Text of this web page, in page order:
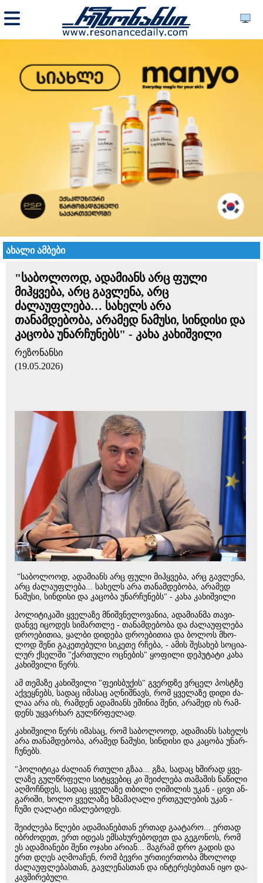
ახალი ამბები
"საბოლოოდ, ადამიანს არც ფული
მიჰყვება, არც გავლენა, არც
ძალაუფლება… სახელს არა
თანამდებობა, არამედ ნამუსი, სინდისი და
კაცობა უნარჩუნებს" - კახა კახიშვილი
რეზონანსი
(19.05.2026)
"საბოლოოდ, ადამიანს არც ფული მიჰყვება, არც გავლენა,
არც ძალაუფლება... სახელს არა თანამდებობა, არამედ
ნამუსი, სინდისი და კაცობა უნარჩუნებს" - კახა კახიშვილი
პო­ლი­ტი­კა­ში ყვე­ლა­ზე მნიშ­ვნე­ლო­ვა­ნია, ადა­მი­ან­მა თა­ვი­
დან­ვე იცო­დეს სი­მარ­თლე - თა­ნამ­დე­ბო­ბა და ძა­ლა­უფ­ლე­ბა
დრო­ე­ბი­თია, ყალ­ბი დი­დე­ბა დრო­ე­ბი­თია და ბო­ლოს მხო­
ლოდ შენი გა­კე­თე­ბუ­ლი სი­კე­თე რჩე­ბა, - ამის შე­სა­ხებ სო­ცი­ა­
ლურ ქსელ­ში "ქარ­თუ­ლი ოც­ნე­ბის" ყო­ფი­ლი დე­პუ­ტა­ტი კახა
კა­ხიშ­ვი­ლი წერს.
ამ თე­მა­ზე კა­ხიშ­ვი­ლი "ფე­ის­ბუ­ქის" გვერ­დზე ვრცელ პოსტზე
აქ­ვეყ­ნებს, სა­დაც იმა­საც აღ­ნიშ­ნავს, რომ ყვე­ლა­ზე დიდი ძა­
ლაა არა ის, რამ­დენ ადა­მი­ანს ეში­ნია შენი, არა­მედ ის რამ­
დენს უყ­ვარ­ხარ გულ­წრფე­ლად.
კა­ხიშ­ვი­ლი წერს იმა­საც, რომ სა­ბო­ლო­ოდ, ადა­მი­ანს სა­ხელს
არა თა­ნამ­დე­ბო­ბა, არა­მედ ნა­მუ­სი, სინ­დი­სი და კა­ცო­ბა უნარ­
ჩუ­ნებს.
"პო­ლი­ტი­კა ძა­ლი­ან რთუ­ლი გზაა... გზა, სა­დაც ხში­რად ყვე­
ლა­ზე გულ­წრფე­ლი სი­ტყვე­ბიც კი შე­იძ­ლე­ბა თა­მა­შის ნა­წი­ლი
აღ­მოჩ­ნდეს, სა­დაც ყვე­ლა­ზე თბი­ლი ღი­მი­ლის უკან - ცივი ან­
გა­რი­ში, ხოლო ყვე­ლა­ზე ხმა­მა­ღა­ლი ერ­თგუ­ლე­ბის უკან -
ჩუმი ღა­ლა­ტი იმა­ლე­ბო­დეს.
შე­იძ­ლე­ბა წლე­ბი ადა­მი­ა­ნებ­თან ერ­თად გა­ა­ტა­რო... ერ­თად
იბ­რძო­დეთ, ერთ იდე­ას ემ­სა­ხუ­რე­ბო­დეთ და გე­გო­ნოს, რომ
ეს ადა­მი­ა­ნე­ბი შენი ოჯა­ხი არი­ან... მაგ­რამ დრო გა­დის და
ერთ დღეს აღ­მო­ა­ჩენ, რომ ბევ­რი ურ­თი­ერ­თო­ბა მხო­ლოდ
ძა­ლა­უფ­ლე­ბას­თან, გავ­ლე­ნას­თან და ინ­ტე­რე­სებ­თან იყო და­
კავ­ში­რე­ბუ­ლი.